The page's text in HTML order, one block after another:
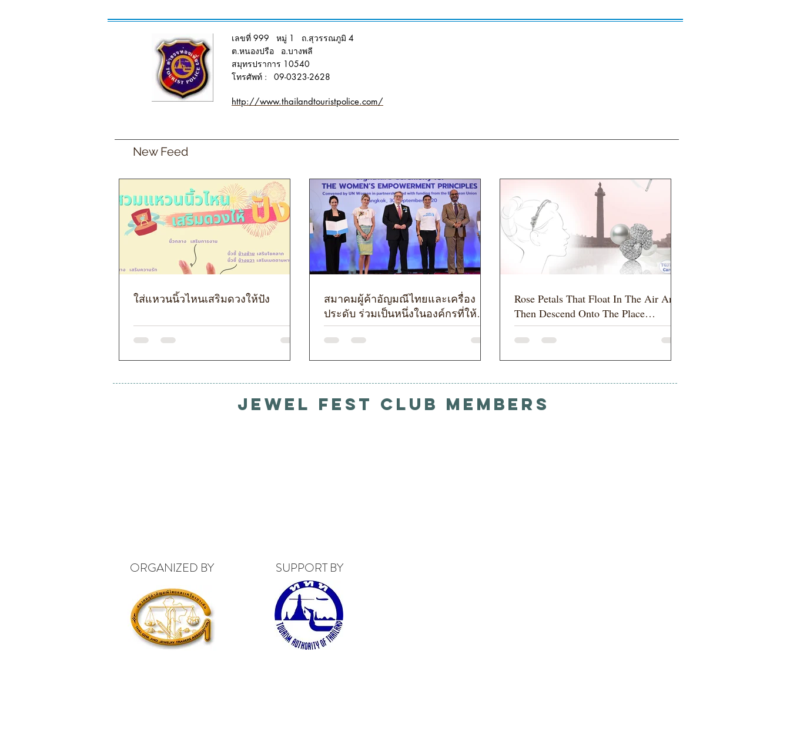
เลขที่ 999 หมู่ 1 ถ.สุวรรณภูมิ 4
ต.หนองปรือ อ.บางพลี
สมุทรปราการ 10540
โทรศัพท์ : 09-0323-2628
http://www.thailandtouristpolice.com/
New Feed
ใส่แหวนนิ้วไหนเสริมดวงให้ปัง
สมาคมผู้ค้าอัญมณีไทยและเครื่อง
ประดับ ร่วมเป็นหนึ่งในองค์กรที่ให้
ความสำคัญในการพัฒนาศักยภาพ
สตรี
Rose Petals That Float In The Air And
Then Descend Onto The Place
Vendôme
Jewel Fest Club Members
ORGANIZED BY SUPPORT BY